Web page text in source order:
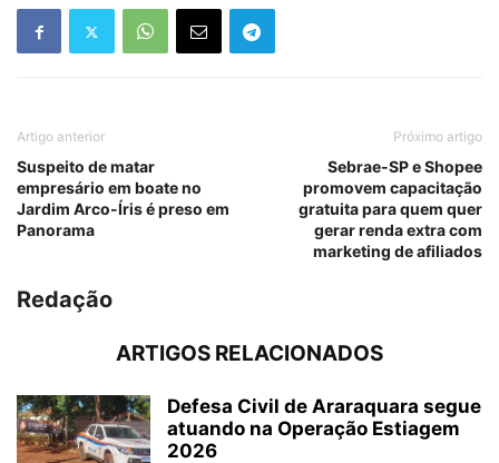
Artigo anterior
Suspeito de matar
empresário em boate no
Jardim Arco-Íris é preso em
Panorama
Próximo artigo
Sebrae-SP e Shopee
promovem capacitação
gratuita para quem quer
gerar renda extra com
marketing de afiliados
Redação
ARTIGOS RELACIONADOS
Defesa Civil de Araraquara segue
atuando na Operação Estiagem
2026